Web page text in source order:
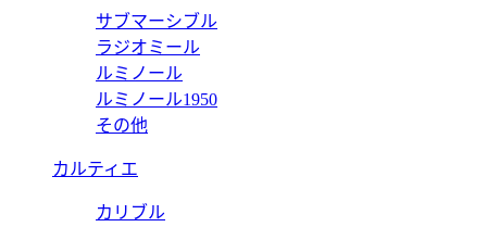
サブマーシブル
ラジオミール
ルミノール
ルミノール1950
その他
カルティエ
カリブル